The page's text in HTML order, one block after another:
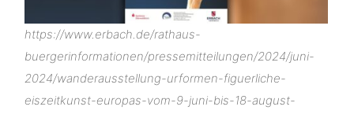
https://www.erbach.de/rathaus-
buergerinformationen/pressemitteilungen/2024/juni-
2024/wanderausstellung-urformen-figuerliche-
eiszeitkunst-europas-vom-9-juni-bis-18-august-